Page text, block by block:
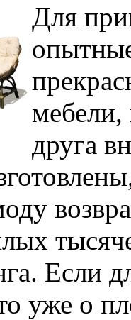
Для
мебели,
друга
Если
уже о